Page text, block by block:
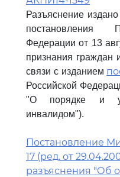
Разъяснение
постановления
Федерации от 13
признания граждан
связи с изданием
Российской
"О порядке и
инвалидом").
Постановление
17 (ред. от
разъяснения "Об